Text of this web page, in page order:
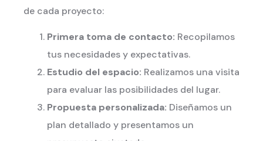
de cada proyecto:
Primera toma de contacto: Recopilamos
tus necesidades y expectativas.
Estudio del espacio: Realizamos una visita
para evaluar las posibilidades del lugar.
Propuesta personalizada: Diseñamos un
plan detallado y presentamos un